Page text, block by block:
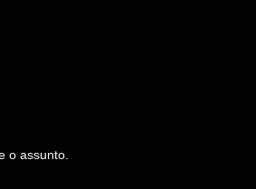
o assunto.